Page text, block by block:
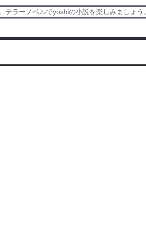
ラーノベルでyoshiの小説を楽しみましょう。